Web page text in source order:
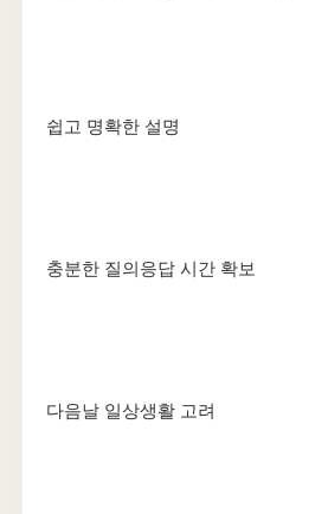
쉽고 명확한 설명
충분한 질의응답 시간 확보
다음날 일상생활 고려